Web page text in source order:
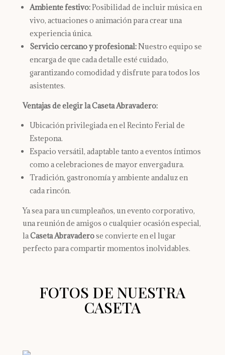
Ambiente festivo:Posibilidad de incluir música en
vivo, actuaciones o animación para crear una
experiencia única.
Servicio cercano y profesional:Nuestro equipo se
encarga de que cada detalle esté cuidado,
garantizando comodidad y disfrute para todos los
asistentes.
Ventajas de elegir la Caseta Abravadero:
Ubicación privilegiada en el Recinto Ferial de
Estepona.
Espacio versátil, adaptable tanto a eventos íntimos
como a celebraciones de mayor envergadura.
Tradición, gastronomía y ambiente andaluz en
cada rincón.
Ya sea para un cumpleaños, un evento corporativo,
una reunión de amigos o cualquier ocasión especial,
laCaseta Abravaderose convierte en el lugar
perfecto para compartir momentos inolvidables.
FOTOS DE NUESTRA
CASETA